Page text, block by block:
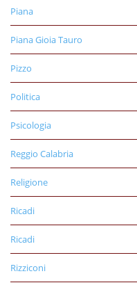
Piana
Piana Gioia Tauro
Pizzo
Politica
Psicologia
Reggio Calabria
Religione
Ricadi
Ricadi
Rizziconi